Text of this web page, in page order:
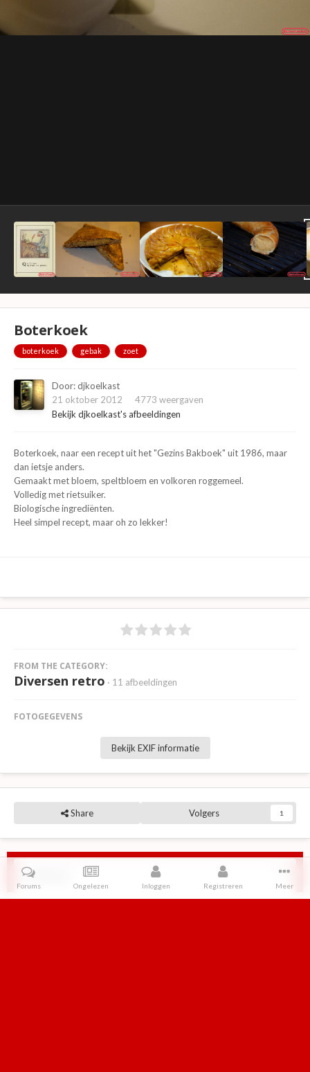
Boterkoek
boterkoek gebak zoet
Door:djkoelkast
21 oktober 2012
4773 weergaven
Bekijk djkoelkast's afbeeldingen
Boterkoek, naar een recept uit het "Gezins Bakboek" uit 1986, maar
dan ietsje anders.
Gemaakt met bloem, speltbloem en volkoren roggemeel.
Volledig met rietsuiker.
Biologische ingrediënten.
Heel simpel recept, maar oh zo lekker!
FROM THE CATEGORY:
Diversen retro · 11 afbeeldingen
FOTOGEGEVENS
Bekijk EXIF informatie
Share Volgers 1
Reviews
Forums Ongelezen Inloggen Registreren Meer